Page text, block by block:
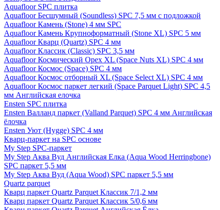
Aquafloor SPC плитка
Aquafloor Бесшумный (Soundless) SPC 7,5 мм с подложкой
Aquafloor Камень (Stone) 4 мм SPC
Aquafloor Камень Крупноформатный (Stone XL) SPC 5 мм
Aquafloor Кварц (Quartz) SPC 4 мм
Aquafloor Классик (Classic) SPC 3,5 мм
Aquafloor Космический Орех XL (Space Nuts XL) SPC 4 мм
Aquafloor Космос (Space) SPC 4 мм
Aquafloor Космос отборный XL (Space Select XL) SPC 4 мм
Aquafloor Космос паркет легкий (Space Parquet Light) SPC 4,5
мм Английская елочка
Ensten SPC плитка
Ensten Валланд паркет (Valland Parquet) SPC 4 мм Английская
ёлочка
Ensten Уют (Hygge) SPC 4 мм
Кварц-паркет на SPC основе
My Step SPC-паркет
My Step Аква Вуд Английская Елка (Aqua Wood Herringbone)
SPC паркет 5,5 мм
My Step Аква Вуд (Aqua Wood) SPC паркет 5,5 мм
Quartz parquet
Кварц паркет Quartz Parquet Классик 7/1,2 мм
Кварц паркет Quartz Parquet Классик 5/0,6 мм